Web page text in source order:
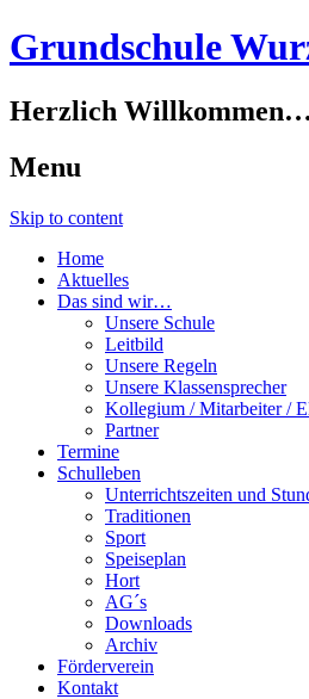
Grundschule
Herzlich Willkommen…
Menu
Skip to content
Home
Aktuelles
Das sind wir…
Unsere Schule
Leitbild
Unsere Regeln
Unsere Klassensprecher
Kollegium / Mitarbeiter /
Partner
Termine
Schulleben
Unterrichtszeiten und
Traditionen
Sport
Speiseplan
Hort
AG´s
Downloads
Archiv
Förderverein
Kontakt